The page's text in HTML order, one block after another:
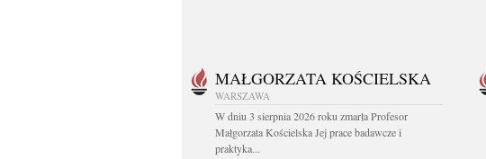
MAŁGORZATA KOŚCIELSKA
WARSZAWA
W dniu 3 sierpnia 2026 roku zmarła Profesor
Małgorzata Kościelska Jej prace badawcze i
praktyka...